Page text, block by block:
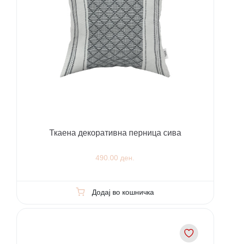
Ткаена декоративна перница сива
490.00 ден.
Додај во кошничка